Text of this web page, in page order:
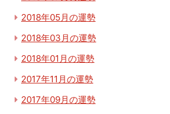
2018年05月の運勢
2018年03月の運勢
2018年01月の運勢
2017年11月の運勢
2017年09月の運勢